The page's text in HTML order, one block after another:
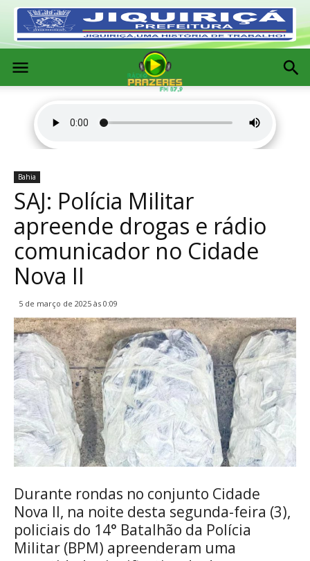
Bahia
SAJ: Polícia Militar
apreende drogas e rádio
comunicador no Cidade
Nova II
5 de março de 2025 às 0:09
Durante rondas no conjunto Cidade
Nova II, na noite desta segunda-feira (3),
policiais do 14° Batalhão da Polícia
Militar (BPM) apreenderam uma